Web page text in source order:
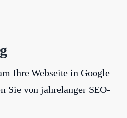
Ihre Webseite in Google
Sie von jahrelanger SEO-